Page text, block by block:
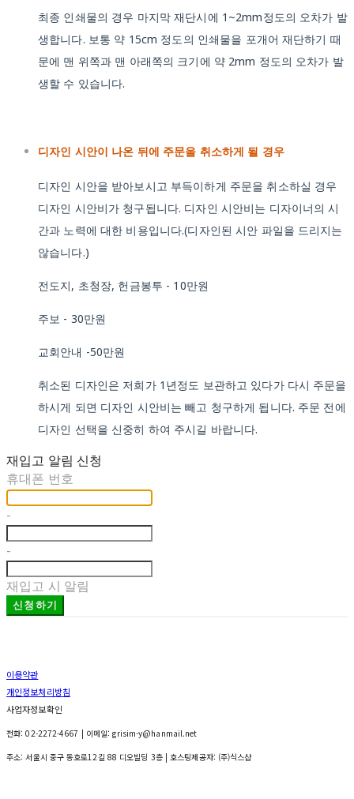
최종 인쇄물의 경우 마지막 재단시에 1~2mm정도의 오차가 발
생합니다. 보통 약 15cm 정도의 인쇄물을 포개어 재단하기 때
문에 맨 위쪽과 맨 아래쪽의 크기에 약 2mm 정도의 오차가 발
생할 수 있습니다.
디자인 시안이 나온 뒤에 주문을 취소하게 될 경우
디자인 시안을 받아보시고 부득이하게 주문을 취소하실 경우
디자인 시안비가 청구됩니다. 디자인 시안비는 디자이너의 시
간과 노력에 대한 비용입니다.(디자인된 시안 파일을 드리지는
않습니다.)
전도지, 초청장, 헌금봉투 - 10만원
주보 - 30만원
교회안내 -50만원
취소된 디자인은 저희가 1년정도 보관하고 있다가 다시 주문을
하시게 되면 디자인 시안비는 빼고 청구하게 됩니다. 주문 전에
디자인 선택을 신중히 하여 주시길 바랍니다.
재입고 알림 신청
휴대폰 번호
-
-
재입고 시 알림
신청하기
이용약관
개인정보처리방침
사업자정보확인
전화: 02-2272-4667 | 이메일: grisim-y@hanmail.net
주소: 서울시 중구 동호로12길 88 디오빌딩 3층| 호스팅제공자: (주)식스샵